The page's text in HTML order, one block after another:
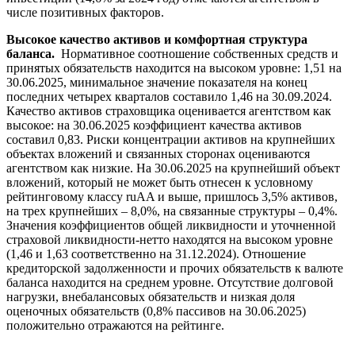
числе позитивных факторов.
Высокое качество активов и комфортная структура
баланса. Нормативное соотношение собственных средств и
принятых обязательств находится на высоком уровне: 1,51 на
30.06.2025, минимальное значение показателя на конец
последних четырех кварталов составило 1,46 на 30.09.2024.
Качество активов страховщика оценивается агентством как
высокое: на 30.06.2025 коэффициент качества активов
составил 0,83. Риски концентрации активов на крупнейших
объектах вложений и связанных сторонах оцениваются
агентством как низкие. На 30.06.2025 на крупнейший объект
вложений, который не может быть отнесен к условному
рейтинговому классу ruAA и выше, пришлось 3,5% активов,
на трех крупнейших – 8,0%, на связанные структуры – 0,4%.
Значения коэффициентов общей ликвидности и уточненной
страховой ликвидности-нетто находятся на высоком уровне
(1,46 и 1,63 соответственно на 31.12.2024). Отношение
кредиторской задолженности и прочих обязательств к валюте
баланса находится на среднем уровне. Отсутствие долговой
нагрузки, внебалансовых обязательств и низкая доля
оценочных обязательств (0,8% пассивов на 30.06.2025)
положительно отражаются на рейтинге.